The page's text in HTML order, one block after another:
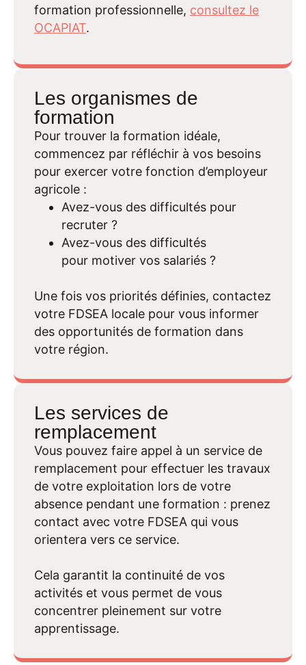
formation professionnelle, consultez le
OCAPIAT.
Les organismes de
formation
Pour trouver la formation idéale,
commencez par réfléchir à vos besoins
pour exercer votre fonction d’employeur
agricole :
Avez-vous des difficultés pour
recruter ?
Avez-vous des difficultés
pour motiver vos salariés ?
Une fois vos priorités définies, contactez
votre FDSEA locale pour vous informer
des opportunités de formation dans
votre région.
Les services de
remplacement
Vous pouvez faire appel à un service de
remplacement pour effectuer les travaux
de votre exploitation lors de votre
absence pendant une formation : prenez
contact avec votre FDSEA qui vous
orientera vers ce service.
Cela garantit la continuité de vos
activités et vous permet de vous
concentrer pleinement sur votre
apprentissage.